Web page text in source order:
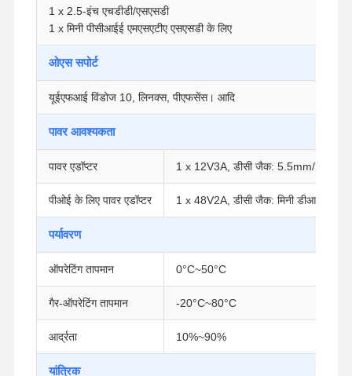
होम उत्पाद हमारे बारे में फैक्टरी यात्रा
गुणवत्ता नियंत्रण अब बात करें
फ़ायरवॉल मिनी पीसी
औद्योगिक मिनी पीसी
1 x 2.5-इंच एचडीडी/एसएसडी
1 x मिनी पीसीआईई एमएसएटीए एसएसडी के लिए
ओएस सपोर्ट
यूईएफआई विंडोज 10, लिनक्स, पीएफसेंस। आदि
पावर आवश्यकता
पावर एडॉप्टर 1 x 12V3A, डीसी जैक: 5.5mm/2.5mm
पीओई के लिए पावर एडॉप्टर 1 x 48V2A, डीसी जैक: मिनी डीआईएन
पर्यावरण
ऑपरेटिंग तापमान 0°C~50°C
गैर-ऑपरेटिंग तापमान -20°C~80°C
आर्द्रता 10%~90%
यांत्रिक